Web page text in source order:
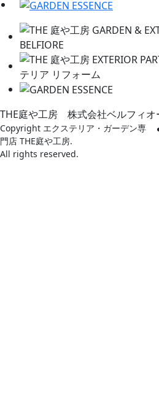
THE庭や工房 株式会社ベルフィオ
Copyright エクステリア・ガーデン専
門店 THE庭や工房.
All rights reserved.